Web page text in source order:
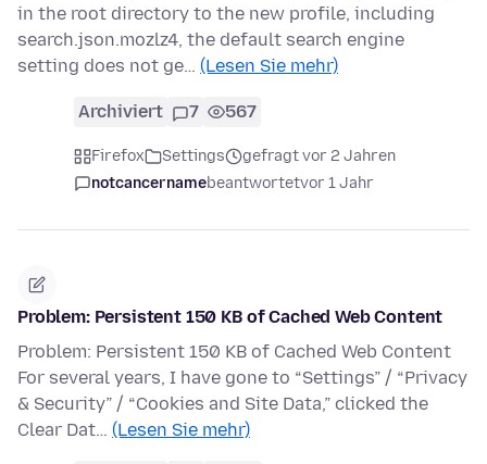
in the root directory to the new profile, including
search.json.mozlz4, the default search engine
setting does not ge… (Lesen Sie mehr)
Archiviert 7 567
Firefox Settings
gefragt vor 2 Jahren
notcancernamebeantwortetvor 1 Jahr
Problem: Persistent 150 KB of Cached Web Content
Problem: Persistent 150 KB of Cached Web Content
For several years, I have gone to “Settings” / “Privacy
& Security” / “Cookies and Site Data,” clicked the
Clear Dat… (Lesen Sie mehr)